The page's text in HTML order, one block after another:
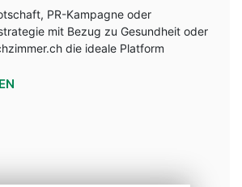
PR-Kampagne oder
mit Bezug zu Gesundheit oder
die ideale Platform